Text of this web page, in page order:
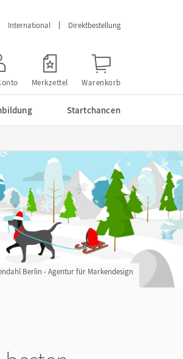
International Direktbestellung
Merkzettel Warenkorb
Startchancen
Berlin - Agentur für Markendesign